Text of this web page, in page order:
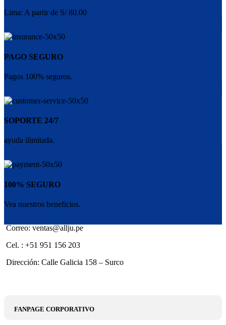
Lima: A partir de S/ 80.00
PAGO SEGURO
Pagos 100% seguros.
SOPORTE 24/7
ayuda ilimitada.
100% SEGURO
Vea nuestros beneficios.
Correo: ventas@allju.pe
Cel. : +51 951 156 203
Dirección: Calle Galicia 158 – Surco
FANPAGE CORPORATIVO